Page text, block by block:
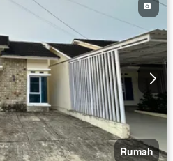
Rumah